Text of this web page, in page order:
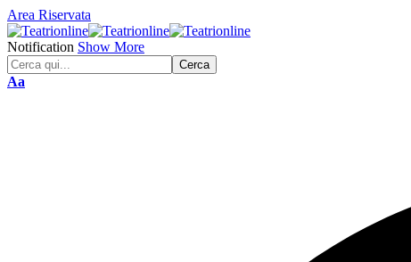
Area Riservata
Notification Show More
Font
Aa